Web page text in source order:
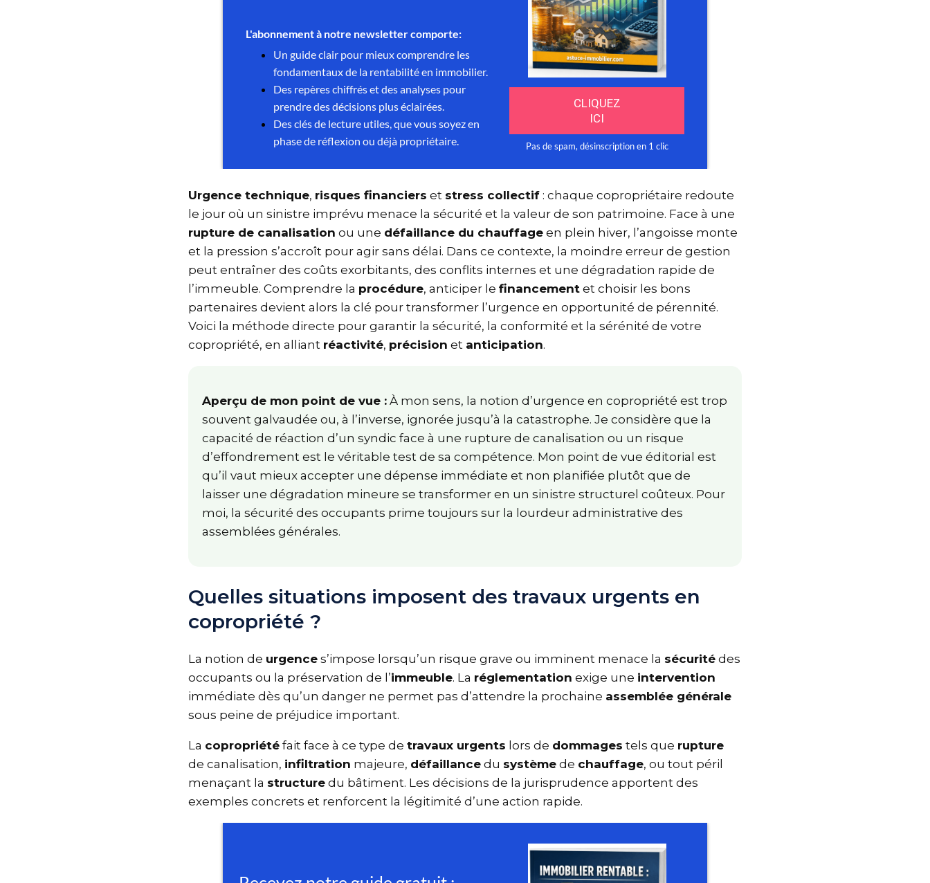
Urgence technique ,risques financiersetstress collectif : chaque copropriétaire redoute
le jour où un sinistre imprévu menace la sécurité et la valeur de son patrimoine. Face à une
rupture de canalisationou unedéfaillance du chauffageen plein hiver, l’angoisse monte
et la pression s’accroît pour agir sans délai. Dans ce contexte, la moindre erreur de gestion
peut entraîner des coûts exorbitants, des conflits internes et une dégradation rapide de
l’immeuble. Comprendre laprocédure , anticiper lefinancementet choisir les bons
partenaires devient alors la clé pour transformer l’urgence en opportunité de pérennité.
Voici la méthode directe pour garantir la sécurité, la conformité et la sérénité de votre
copropriété, en alliantréactivité ,précisionetanticipation
Aperçu de mon point de vue :À mon sens, la notion d’urgence en copropriété est trop
souvent galvaudée ou, à l’inverse, ignorée jusqu’à la catastrophe. Je considère que la
capacité de réaction d’un syndic face à une rupture de canalisation ou un risque
d’effondrement est le véritable test de sa compétence. Mon point de vue éditorial est
qu’il vaut mieux accepter une dépense immédiate et non planifiée plutôt que de
laisser une dégradation mineure se transformer en un sinistre structurel coûteux. Pour
moi, la sécurité des occupants prime toujours sur la lourdeur administrative des
assemblées générales.
Quelles situations imposent des travaux urgents en
copropriété ?
La notion deurgences’impose lorsqu’un risque grave ou imminent menace lasécuritédes
occupants ou la préservation de l’immeuble . Laréglementationexige uneintervention
immédiate dès qu’un danger ne permet pas d’attendre la prochaineassemblée générale
sous peine de préjudice important.
Lacopropriétéfait face à ce type detravaux urgents lors dedommagestels querupture
de canalisation,infiltrationmajeure,défaillancedusystèmedechauffage , ou tout péril
menaçant lastructuredu bâtiment. Les décisions de la jurisprudence apportent des
exemples concrets et renforcent la légitimité d’une action rapide.